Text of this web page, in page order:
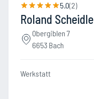
5.0(2)
Roland Scheidle
Obergiblen 7
6653 Bach
Werkstatt